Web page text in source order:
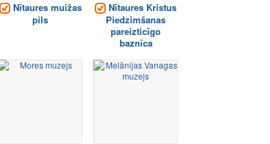
Nītaures muižas
pils
Nītaures Kristus
Piedzimšanas
pareizticīgo
baznīca